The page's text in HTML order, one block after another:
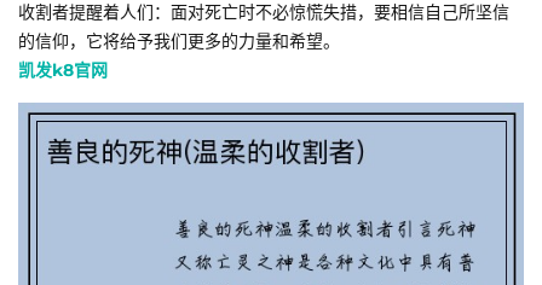
收割者提醒着人们：面对死亡时不必惊慌失措，要相信自己所坚信
的信仰，它将给予我们更多的力量和希望。
凯发k8官网